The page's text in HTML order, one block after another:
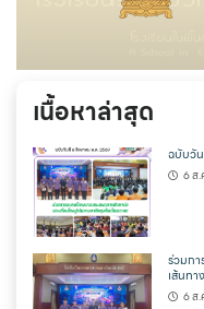
เนื้อหาล่าสุด
ฉบับวั
6 ส
ร่วมกา
เส้นทา
6 ส